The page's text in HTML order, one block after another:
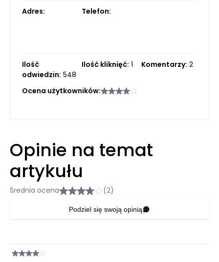
Adres: Telefon:
Ilość
odwiedzin: 548
Ilość kliknięć: 1 Komentarzy: 2
Ocena użytkowników:
Opinie na temat
artykułu
Średnia ocena (2)
Podziel się swoją opinią